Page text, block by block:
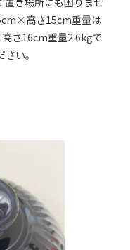
高さ15cm重量は
さ16cm重量2.6kgで
い。